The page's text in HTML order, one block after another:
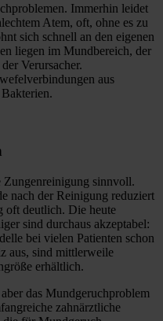
Immerhin leidet
Atem, oft, ohne es zu
sich schnell an den eigenen
liegen im Mundbereich, der
Verursacher.
aus
Zungenreinigung sinnvoll.
nach der Reinigung reduziert
oft deutlich. Die heute
sind durchaus akzeptabel:
bei vielen Patienten schon
aus, sind mittlerweile
erhältlich.
das Mundgeruchproblem
zahnärztliche